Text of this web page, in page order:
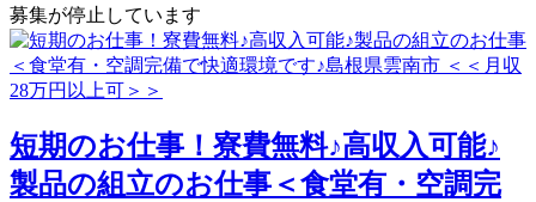
募集が停止しています
短期のお仕事！寮費無料♪高収入可能♪
製品の組立のお仕事＜食堂有・空調完